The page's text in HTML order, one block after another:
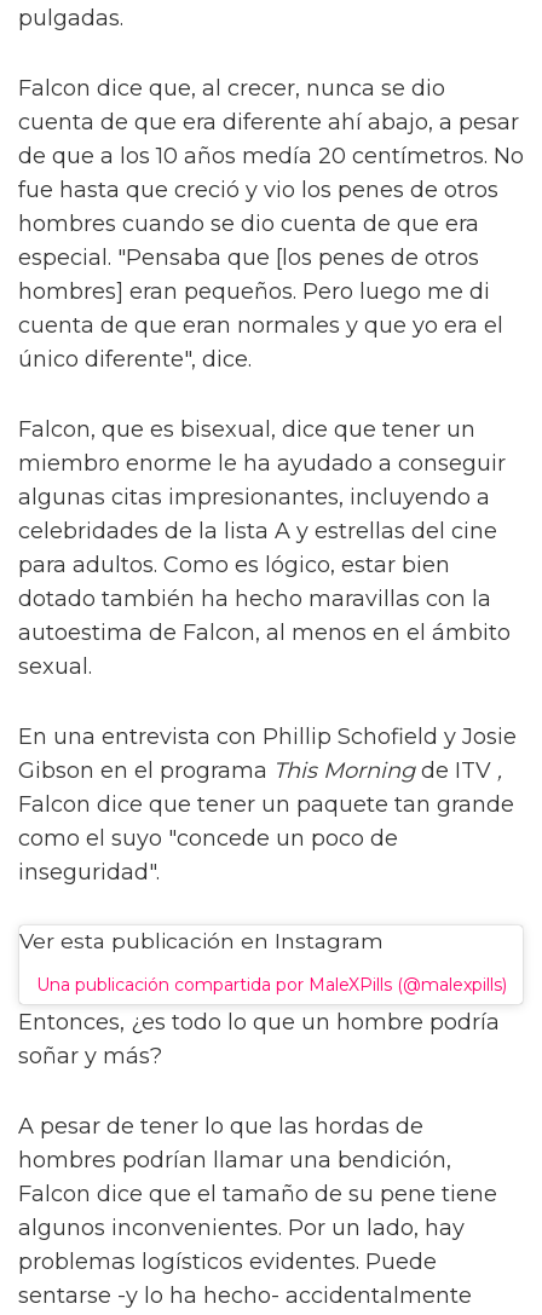
pulgadas.
Falcon dice que, al crecer, nunca se dio
cuenta de que era diferente ahí abajo, a pesar
de que a los 10 años medía 20 centímetros. No
fue hasta que creció y vio los penes de otros
hombres cuando se dio cuenta de que era
especial. "Pensaba que [los penes de otros
hombres] eran pequeños. Pero luego me di
cuenta de que eran normales y que yo era el
único diferente", dice.
Falcon, que es bisexual, dice que tener un
miembro enorme le ha ayudado a conseguir
algunas citas impresionantes, incluyendo a
celebridades de la lista A y estrellas del cine
para adultos. Como es lógico, estar bien
dotado también ha hecho maravillas con la
autoestima de Falcon, al menos en el ámbito
sexual.
En una entrevista con Phillip Schofield y Josie
Gibson en el programa This Morningde ITV ,
Falcon dice que tener un paquete tan grande
como el suyo "concede un poco de
inseguridad".
Ver esta publicación en Instagram
Una publicación compartida por MaleXPills (@malexpills)
Entonces, ¿es todo lo que un hombre podría
soñar y más?
A pesar de tener lo que las hordas de
hombres podrían llamar una bendición,
Falcon dice que el tamaño de su pene tiene
algunos inconvenientes. Por un lado, hay
problemas logísticos evidentes. Puede
sentarse -y lo ha hecho- accidentalmente